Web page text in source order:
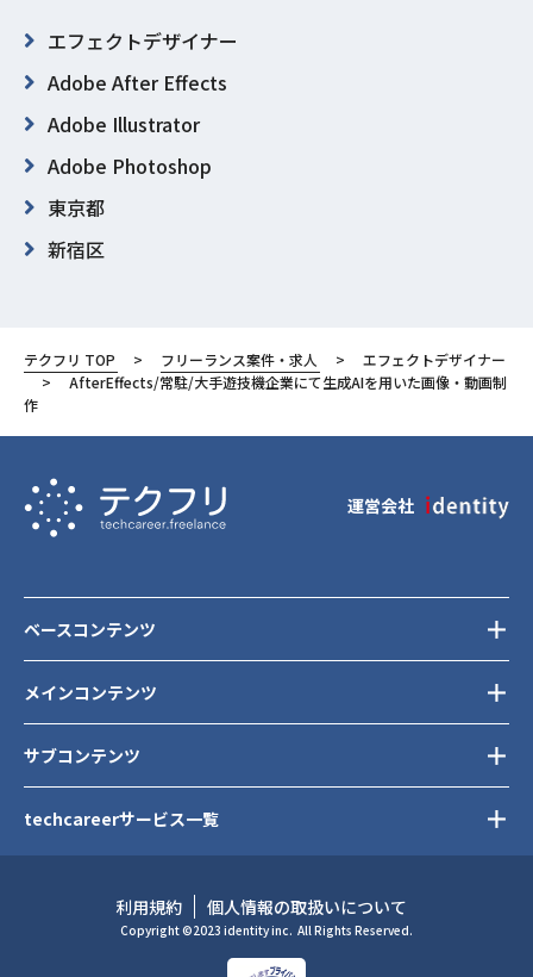
エフェクトデザイナー
Adobe After Effects
Adobe Illustrator
Adobe Photoshop
東京都
新宿区
テクフリ TOP フリーランス案件・求人
エフェクトデザイナー
AfterEffects/常駐/大手遊技機企業にて生成AIを用いた画像・動画制
作
運営会社
メインコンテンツ
サブコンテンツ
ベースコンテンツ
techcareerサービス一覧
利用規約 個人情報の取扱いについて
Copyright ©2023 identity inc. All Rights Reserved.